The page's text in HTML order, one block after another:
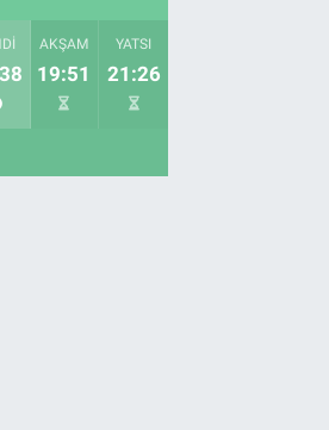
AKŞAM
19:51
YATSI
21:26